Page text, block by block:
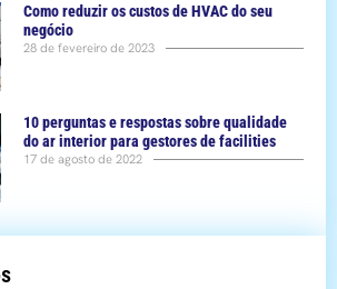
Como reduzir os custos de HVAC do seu
negócio
28 de fevereiro de 2023
10 perguntas e respostas sobre qualidade
do ar interior para gestores de facilities
17 de agosto de 2022